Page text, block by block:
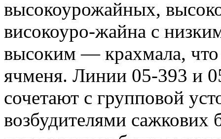
высокоурожайных,
високоуро-жайна с
высоким — крахмала, что
ячменя. Линии 05-393 и
сочетают с групповой
возбудителями сажкових